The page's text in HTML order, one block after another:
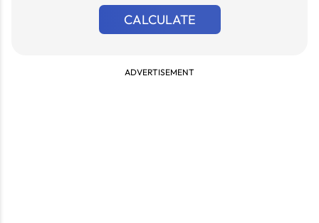
CALCULATE
ADVERTISEMENT